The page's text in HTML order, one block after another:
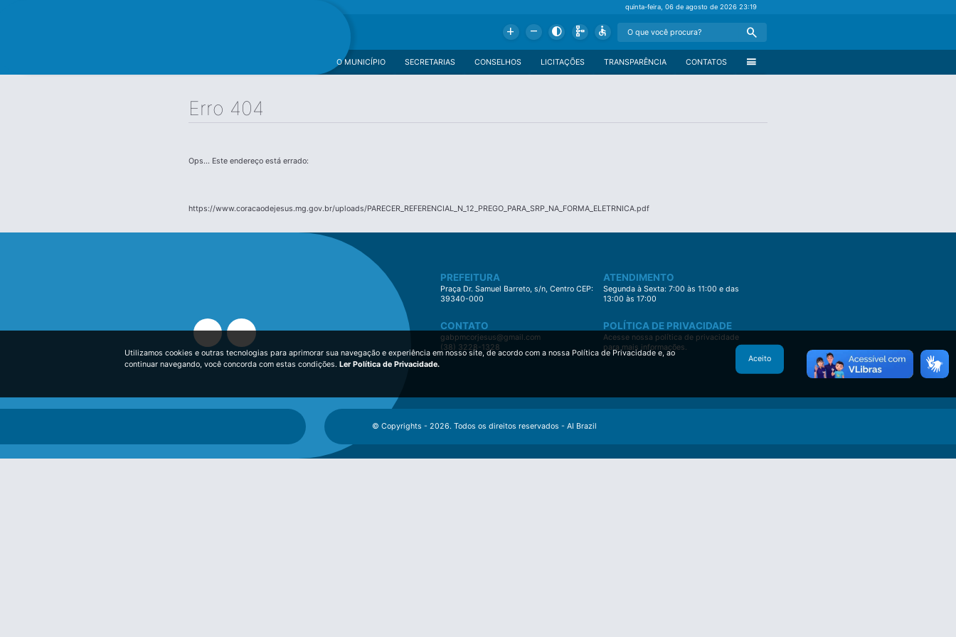
quinta-feira, 06 de agosto de 202623:19
Add Remove Contrast Schema Accessible Search
menu
CONTATOS
TRANSPARÊNCIA
LICITAÇÕES
CONSELHOS
SECRETARIAS
O MUNICÍPIO
Erro 404
Ops... Este endereço está errado:
https://www.coracaodejesus.mg.gov.br/uploads/PARECER_REFERENCIAL_N_12_PREGO_PARA_SRP_NA_FORMA_ELETRNICA.pdf
PREFEITURA
Praça Dr. Samuel Barreto, s/n, Centro CEP:
39340-000
ATENDIMENTO
Segunda à Sexta: 7:00 às 11:00 e das
13:00 às 17:00
CONTATO
gabpmcorjesus@gmail.com
(38) 3228-1328
POLÍTICA DE PRIVACIDADE
Acesse nossa política de privacidade
para mais informações.
© Copyrights - 2026. Todos os direitos reservados - AI Brazil
Utilizamos cookies e outras tecnologias para aprimorar sua navegação e experiência em nosso site, de acordo com a nossa Política de Privacidade e, ao
continuar navegando, você concorda com estas condições. Ler Política de Privacidade.
Aceito